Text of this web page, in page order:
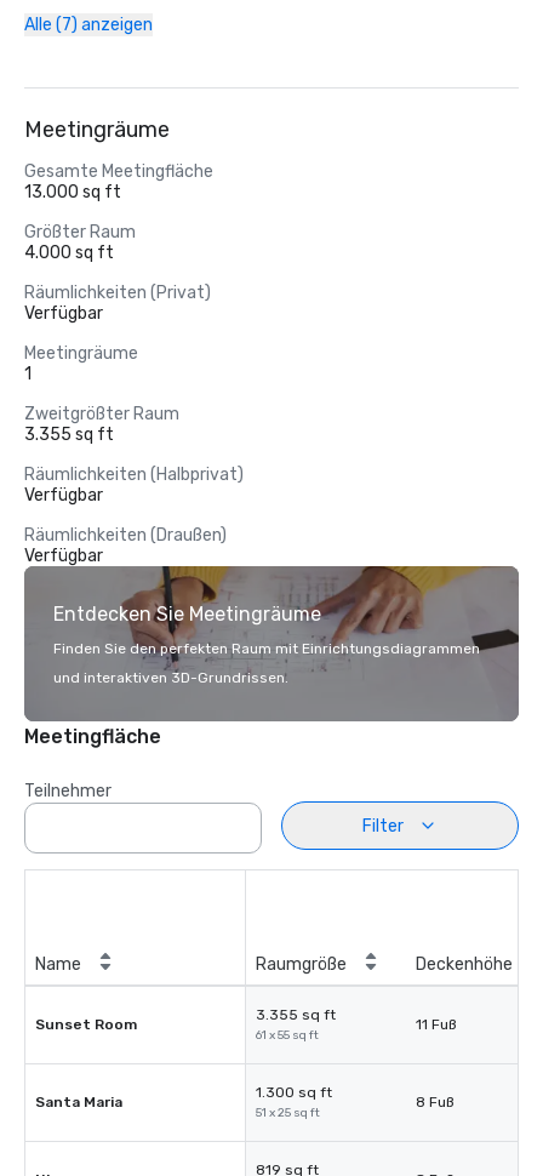
Alle (7) anzeigen
Meetingräume
Gesamte Meetingfläche
13.000 sq ft
Größter Raum
4.000 sq ft
Räumlichkeiten (Privat)
Verfügbar
Meetingräume
1
Zweitgrößter Raum
3.355 sq ft
Räumlichkeiten (Halbprivat)
Verfügbar
Räumlichkeiten (Draußen)
Verfügbar
Entdecken Sie Meetingräume
Finden Sie den perfekten Raum mit Einrichtungsdiagrammen
und interaktiven 3D-Grundrissen.
Meetingfläche
Teilnehmer
Filter
Name Raumgröße Deckenhöhe
Sunset Room
3.355 sq ft
61 x 55 sq ft
11 Fuß
Santa Maria
1.300 sq ft
51 x 25 sq ft
8 Fuß
819 sq ft